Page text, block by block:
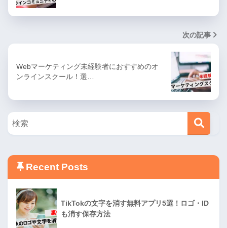
次の記事
Webマーケティング未経験者におすすめのオ
ンラインスクール！選…
Recent Posts
TikTokの文字を消す無料アプリ5選！ロゴ・ID
も消す保存方法